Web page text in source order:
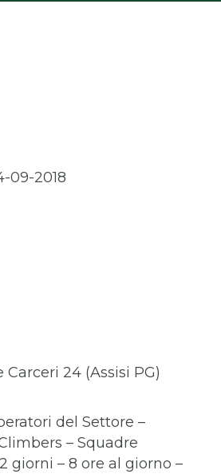
del Settore –
– Squadre
giorni – 8 ore al giorno –
09-2018
24 (Assisi PG)